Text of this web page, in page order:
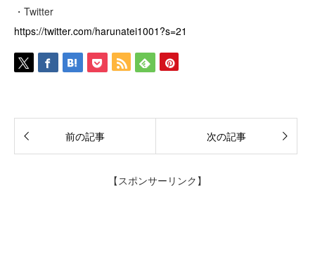
・Twitter
https://twitter.com/harunatei1001?s=21
前の記事 次の記事
【スポンサーリンク】